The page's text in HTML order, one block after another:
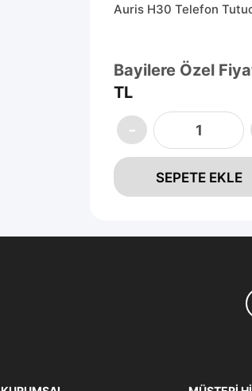
Auris H30 Telefon
Bayilere Özel
TL
SEPETE EKLE